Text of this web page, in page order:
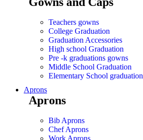
Teachers gowns
College Graduation
Graduation Accessories
High school Graduation
Pre -k graduations gowns
Middle School Graduation
Elementary School graduation
Aprons
Aprons
Bib Aprons
Chef Aprons
Work Aprons